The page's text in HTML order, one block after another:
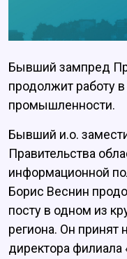
Бывший зампред
продолжит работу
промышленности.
Бывший и.о.
Правительства
информационной
Борис Веснин
посту в одном из
региона. Он принят
директора